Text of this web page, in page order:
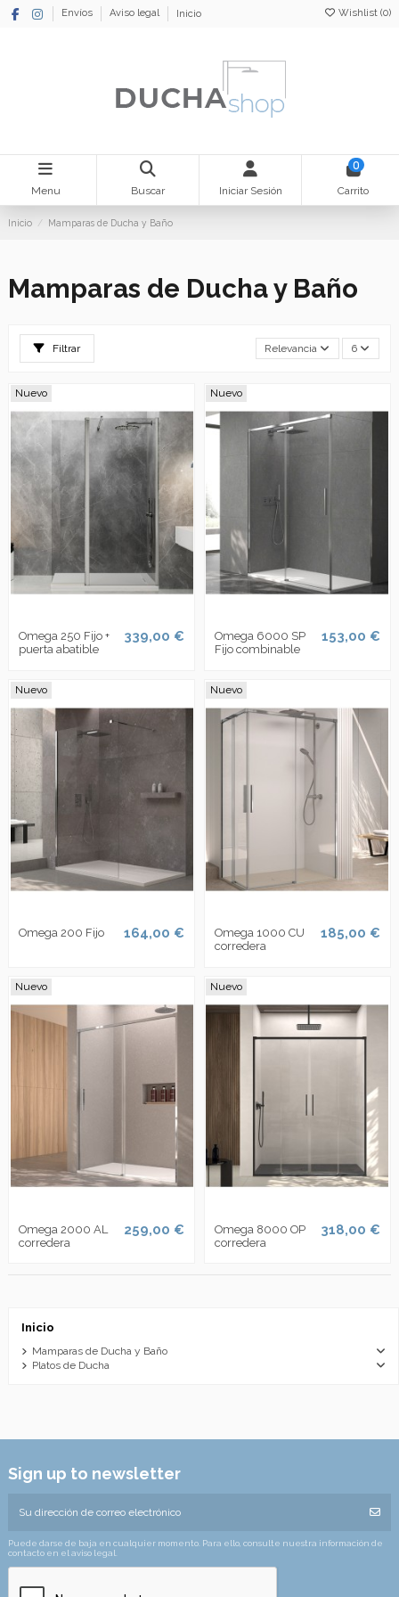
Envíos Aviso legal Inicio Wishlist (0)
Menu Buscar Iniciar Sesión
0
Carrito
Inicio Mamparas de Ducha y Baño
Mamparas de Ducha y Baño
Filtrar Relevancia 6
Nuevo
Omega 250 Fijo +
puerta abatible
339,00 €
Nuevo
Omega 6000 SP
Fijo combinable
153,00 €
Nuevo
Omega 200 Fijo 164,00 €
Nuevo
Omega 1000 CU
corredera
185,00 €
Nuevo
Omega 2000 AL
corredera
259,00 €
Nuevo
Omega 8000 OP
corredera
318,00 €
Inicio
Mamparas de Ducha y Baño
Platos de Ducha
Sign up to newsletter
Puede darse de baja en cualquier momento. Para ello, consulte nuestra información de
contacto en el aviso legal.